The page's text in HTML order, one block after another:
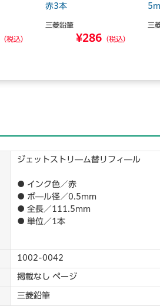
（税込）
赤3本
三菱鉛筆
¥286 （税込）
三
ジェットストリ―ム替リフィ―ル
● インク色／赤
● ボ―ル径／0.5mm
● 全長／111.5mm
● 単位／1本
1002-0042
掲載なし ページ
三菱鉛筆